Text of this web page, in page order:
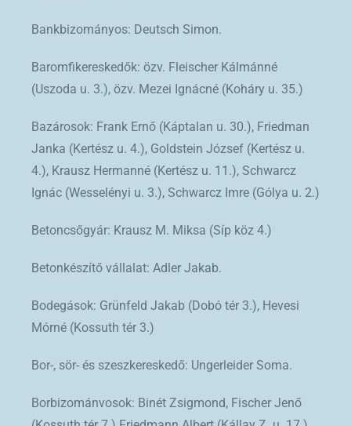
Bankbizományos: Deutsch Simon.
Baromfikereskedők: özv. Fleischer Kálmánné
(Uszoda u. 3.), özv. Mezei Ignácné (Koháry u. 35.)
Bazárosok: Frank Ernő (Káptalan u. 30.), Friedman
Janka (Kertész u. 4.), Goldstein József (Kertész u.
4.), Krausz Hermanné (Kertész u. 11.), Schwarcz
Ignác (Wesselényi u. 3.), Schwarcz Imre (Gólya u. 2.)
Betoncsőgyár: Krausz M. Miksa (Síp köz 4.)
Betonkészítő vállalat: Adler Jakab.
Bodegások: Grünfeld Jakab (Dobó tér 3.), Hevesi
Mórné (Kossuth tér 3.)
Bor-, sör- és szeszkereskedő: Ungerleider Soma.
Borbizománvosok: Binét Zsigmond, Fischer Jenő